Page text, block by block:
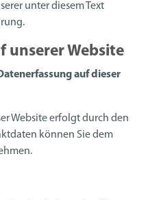
unter diesem Text
unserer Website
auf dieser
Website erfolgt durch den
können Sie dem